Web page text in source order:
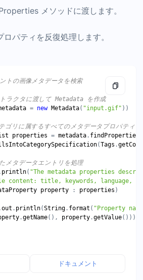
メソッドに渡します。
ロパティを反復処理します。
= new Metadata( "input.gif"
properties = metadata . findProperties
(Tags .
. println(
content: title, keywords, language,
property : properties
.out . println(String . format ( "Property
.getName(), property .getValue
ドキュメント